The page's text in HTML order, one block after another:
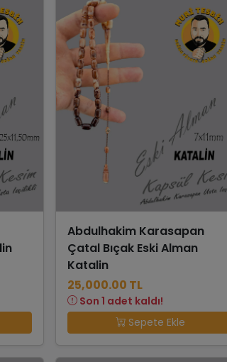
Abdulhakim Karasapan
Çatal Bıçak Eski Alman
Katalin
25,000.00 TL
Son 1 adet kaldı!
Sepete Ekle